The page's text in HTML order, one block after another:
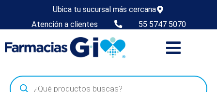
Ubica tu sucursal más cercana
Atención a clientes
55 5747 5070